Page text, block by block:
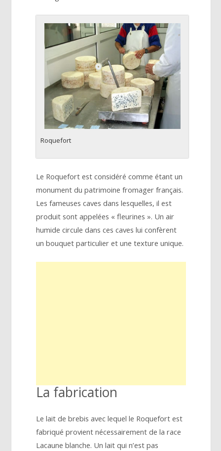
Roquefort
Le Roquefort est considéré comme étant un
monument du patrimoine fromager français.
Les fameuses caves dans lesquelles, il est
produit sont appelées « fleurines ». Un air
humide circule dans ces caves lui confèrent
un bouquet particulier et une texture unique.
La fabrication
Le lait de brebis avec lequel le Roquefort est
fabriqué provient nécessairement de la race
Lacaune blanche. Un lait qui n’est pas